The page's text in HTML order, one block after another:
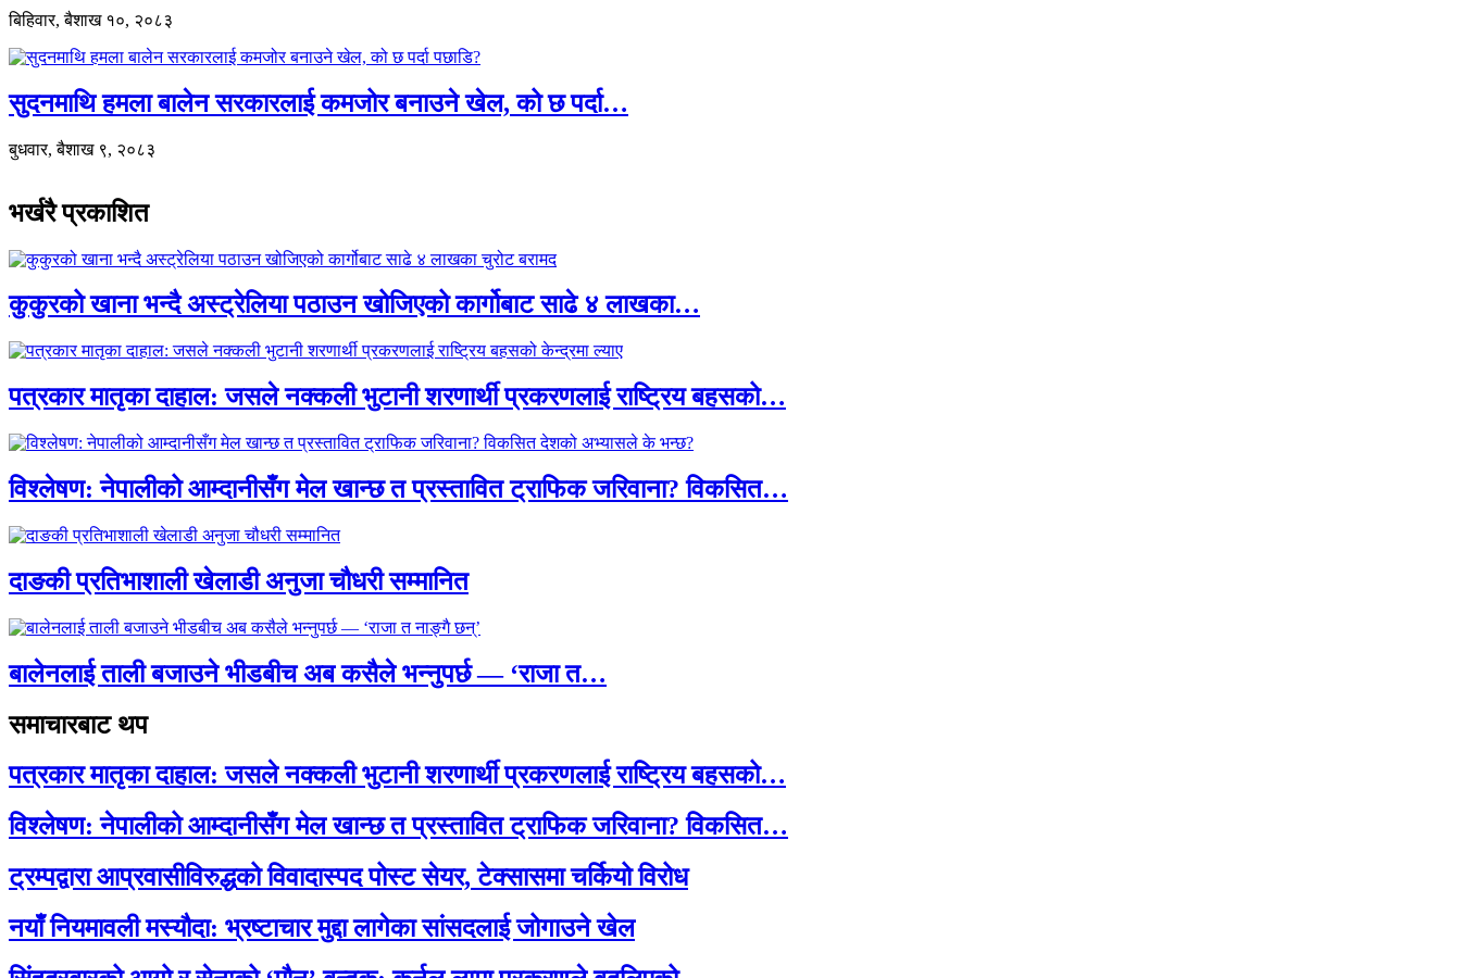
बिहिवार, बैशाख १०, २०८३
सुदनमाथि हमला बालेन सरकारलाई कमजोर बनाउने खेल, को छ पर्दा…
बुधवार, बैशाख ९, २०८३
भर्खरै प्रकाशित
कुकुरको खाना भन्दै अस्ट्रेलिया पठाउन खोजिएको कार्गोबाट साढे ४ लाखका…
पत्रकार मातृका दाहाल: जसले नक्कली भुटानी शरणार्थी प्रकरणलाई राष्ट्रिय बहसको…
विश्लेषण: नेपालीको आम्दानीसँग मेल खान्छ त प्रस्तावित ट्राफिक जरिवाना? विकसित…
दाङकी प्रतिभाशाली खेलाडी अनुजा चौधरी सम्मानित
बालेनलाई ताली बजाउने भीडबीच अब कसैले भन्नुपर्छ — ‘राजा त…
समाचारबाट थप
पत्रकार मातृका दाहाल: जसले नक्कली भुटानी शरणार्थी प्रकरणलाई राष्ट्रिय बहसको…
विश्लेषण: नेपालीको आम्दानीसँग मेल खान्छ त प्रस्तावित ट्राफिक जरिवाना? विकसित…
ट्रम्पद्वारा आप्रवासीविरुद्धको विवादास्पद पोस्ट सेयर, टेक्सासमा चर्कियो विरोध
नयाँ नियमावली मस्यौदा: भ्रष्टाचार मुद्दा लागेका सांसदलाई जोगाउने खेल